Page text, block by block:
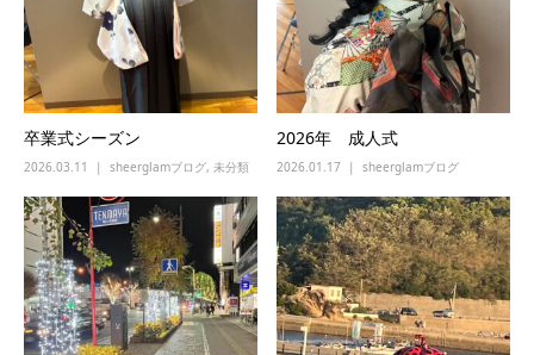
卒業式シーズン
2026.03.11 sheerglamブログ, 未分類
2026年 成人式
2026.01.17 sheerglamブログ